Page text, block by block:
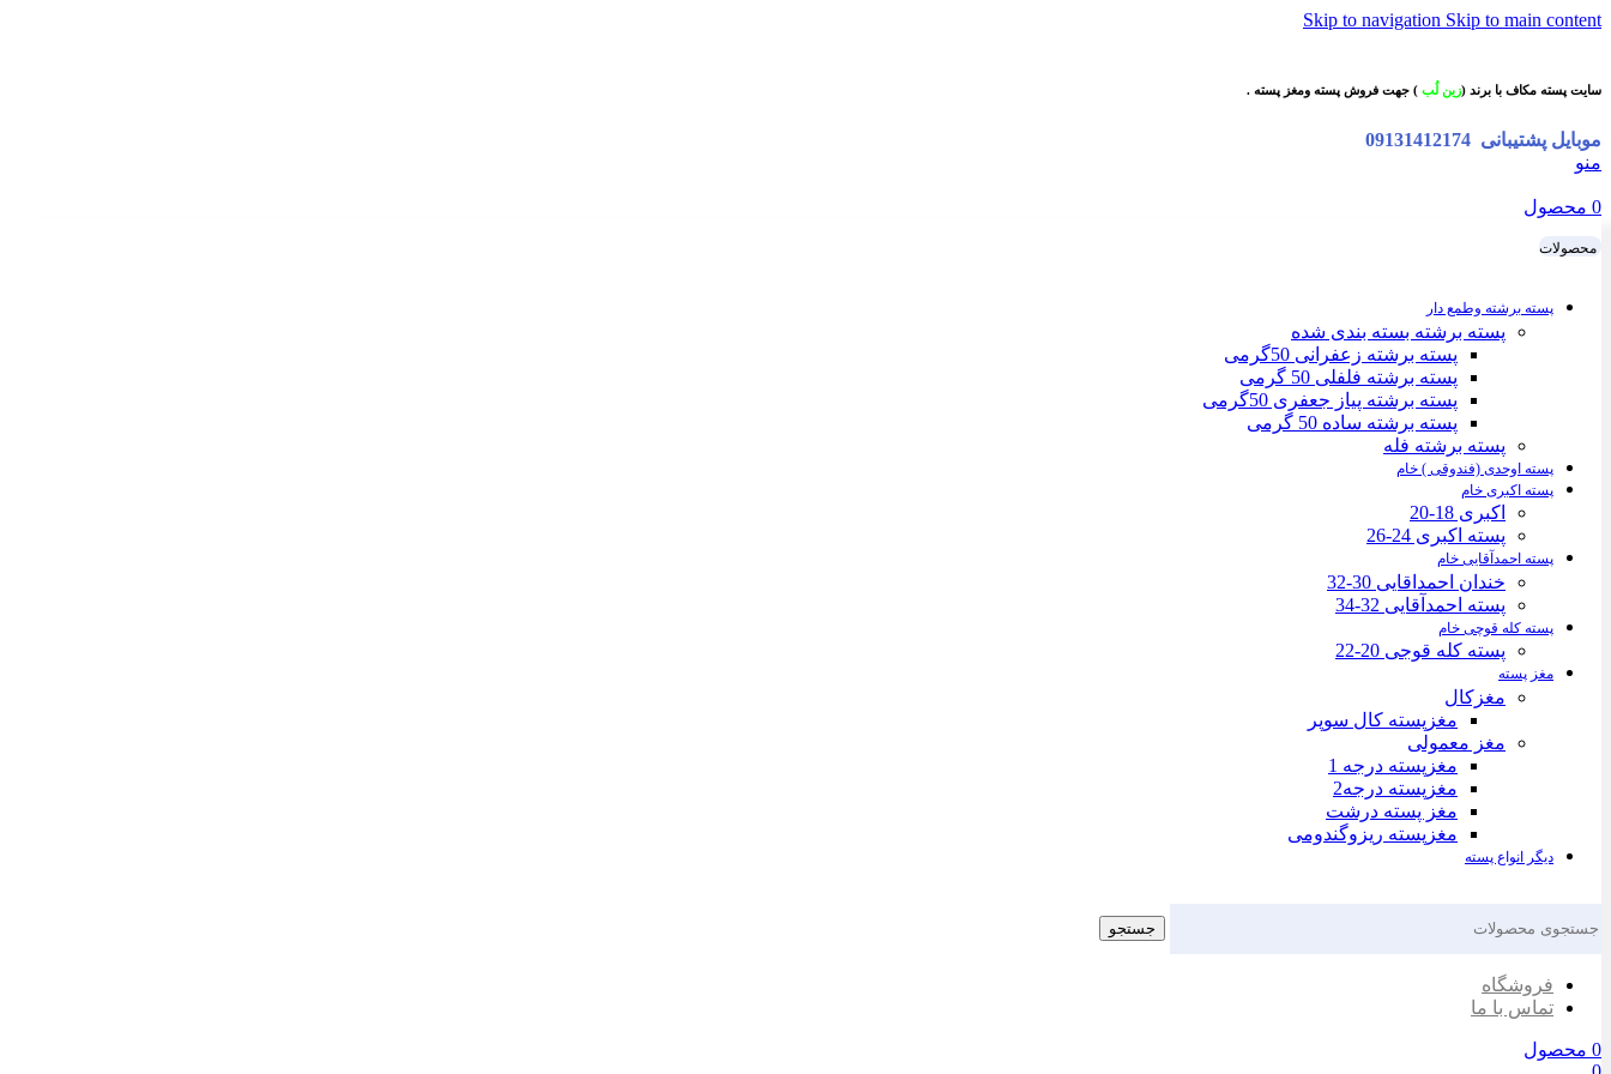
Skip to navigation Skip to main content
سایت پسته مکاف با برند (زین لُب ) جهت فروش پسته ومغز پسته .
موبایل پشتیبانی
منو
0 محصول
محصولات
پسته برشته وطمع دار
پسته برشته بسته بندی شده
پسته برشته زعفرانی 50گرمی
پسته برشته فلفلی 50 گرمی
پسته برشته پیاز جعفری 50گرمی
پسته برشته ساده 50 گرمی
پسته برشته فله
پسته اوحدی (فندوقی ) خام
پسته اکبری خام
اکبری 18-20
پسته اکبری 24-26
پسته احمدآقایی خام
خندان احمداقایی 30-32
پسته احمدآقایی 32-34
پسته کله قوچی خام
پسته کله قوجی 20-22
مغز پسته
مغزکال
مغزپسته کال سوپر
مغز معمولی
مغزپسته درجه 1
مغزپسته درجه2
مغز پسته درشت
مغزپسته ریزوگندومی
دیگر انواع پسته
جستجو
فروشگاه
تماس با ما
0 محصول